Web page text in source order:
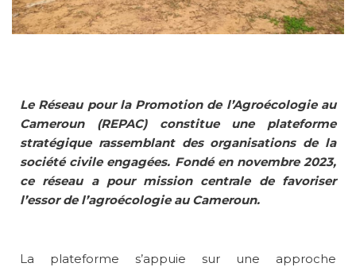
Le Réseau pour la Promotion de l’Agroécologie au
Cameroun (REPAC) constitue une plateforme
stratégique rassemblant des organisations de la
société civile engagées. Fondé en novembre 2023,
ce réseau a pour mission centrale de favoriser
l’essor de l’agroécologie au Cameroun.
La plateforme s’appuie sur une approche